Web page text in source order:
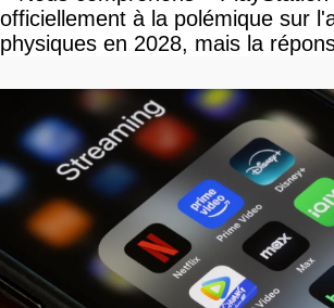
officiellement à la polémique sur
physiques en 2028, mais la